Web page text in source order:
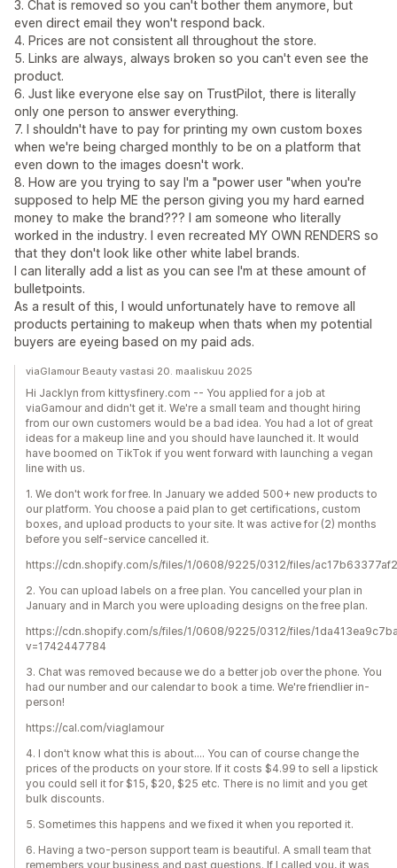
3. Chat is removed so you can't bother them anymore, but
even direct email they won't respond back.
4. Prices are not consistent all throughout the store.
5. Links are always, always broken so you can't even see the
product.
6. Just like everyone else say on TrustPilot, there is literally
only one person to answer everything.
7. I shouldn't have to pay for printing my own custom boxes
when we're being charged monthly to be on a platform that
even down to the images doesn't work.
8. How are you trying to say I'm a "power user "when you're
supposed to help ME the person giving you my hard earned
money to make the brand??? I am someone who literally
worked in the industry. I even recreated MY OWN RENDERS so
that they don't look like other white label brands.
I can literally add a list as you can see I'm at these amount of
bulletpoints.
As a result of this, I would unfortunately have to remove all
products pertaining to makeup when thats when my potential
buyers are eyeing based on my paid ads.
viaGlamour Beauty vastasi 20. maaliskuu 2025
Hi Jacklyn from kittysfinery.com -- You applied for a job at
viaGamour and didn't get it. We're a small team and thought hiring
from our own customers would be a bad idea. You had a lot of great
ideas for a makeup line and you should have launched it. It would
have boomed on TikTok if you went forward with launching a vegan
line with us.
1. We don't work for free. In January we added 500+ new products to
our platform. You choose a paid plan to get certifications, custom
boxes, and upload products to your site. It was active for (2) months
before you self-service cancelled it.
https://cdn.shopify.com/s/files/1/0608/9225/0312/files/
2. You can upload labels on a free plan. You cancelled your plan in
January and in March you were uploading designs on the free plan.
https://cdn.shopify.com/s/files/1/0608/9225/0312/files/
v=1742447784
3. Chat was removed because we do a better job over the phone. You
had our number and our calendar to book a time. We're friendlier in-
person!
https://cal.com/viaglamour
4. I don't know what this is about.... You can of course change the
prices of the products on your store. If it costs $4.99 to sell a lipstick
you could sell it for $15, $20, $25 etc. There is no limit and you get
bulk discounts.
5. Sometimes this happens and we fixed it when you reported it.
6. Having a two-person support team is beautiful. A small team that
remembers your business and past questions. If I called you, it was